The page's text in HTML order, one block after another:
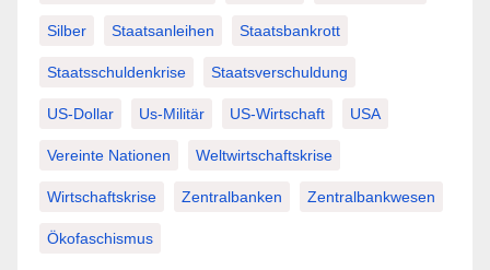
Silber Staatsanleihen Staatsbankrott
Staatsschuldenkrise Staatsverschuldung
US-Dollar Us-Militär US-Wirtschaft USA
Vereinte Nationen Weltwirtschaftskrise
Wirtschaftskrise Zentralbanken Zentralbankwesen
Ökofaschismus